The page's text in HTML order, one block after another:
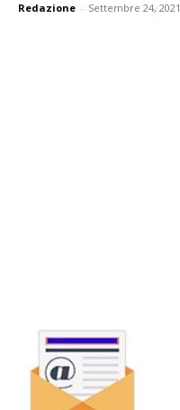
Redazione - Settembre 24, 2021